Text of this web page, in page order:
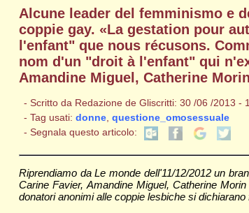
Alcune leader del femminismo e
coppie gay. «La gestation pour
l'enfant" que nous récusons.
nom d'un "droit à l'enfant" qui
Amandine Miguel, Catherine
- Scritto da Redazione de Gliscritti: 30 /06 /2013 -
- Tag usati: donne, questione_omosessuale
- Segnala questo articolo:
Riprendiamo da Le monde dell'11/12/2012 un
Carine Favier, Amandine Miguel, Catherine
donatori anonimi alle coppie lesbiche si